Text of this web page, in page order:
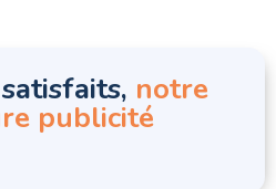
notre
publicité